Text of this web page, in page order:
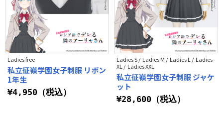
Ladies free
私立征嶺学園女子制服 リボン
1年生
¥4,950（税込）
Ladies S / Ladies M / Ladies L / Ladies
XL / Ladies XXL
私立征嶺学園女子制服 ジャケ
ット
¥28,600（税込）